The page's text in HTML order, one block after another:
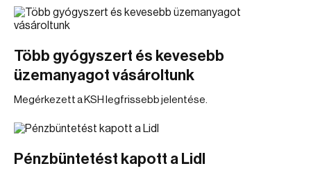
Több gyógyszert és kevesebb
üzemanyagot vásároltunk
Megérkezett a KSH legfrissebb jelentése.
Pénzbüntetést kapott a Lidl